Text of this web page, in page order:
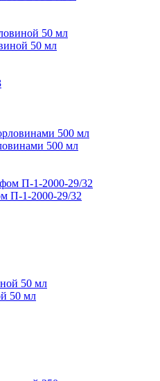
50 мл
500 мл
П-1-2000-29/32
50 мл